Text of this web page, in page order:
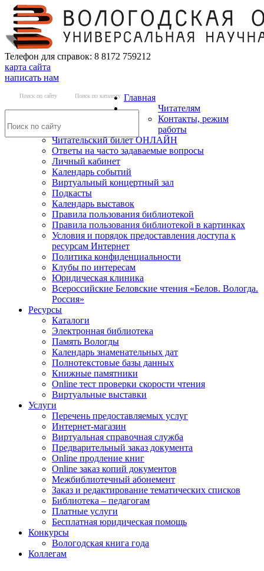
Телефон для справок: 8 8172 759212
карта сайта
написать нам
Поиск по сайту Поиск по каталогу Главная
Читателям
Контакты, режим
работы
Читательский билет ОНЛАЙН
Ответы на часто задаваемые вопросы
Личный кабинет
Календарь событий
Виртуальный концертный зал
Подкасты
Календарь выставок
Правила пользования библиотекой
Правила пользования библиотекой в картинках
Условия и порядок предоставления доступа к
ресурсам Интернет
Политика конфиденциальности
Клубы по интересам
Юридическая клиника
Всероссийские Беловские чтения «Белов. Вологда.
Россия»
Ресурсы
Каталоги
Электронная библиотека
Память Вологды
Календарь знаменательных дат
Полнотекстовые базы данных
Книжные памятники
Online тест проверки скорости чтения
Виртуальные выставки
Услуги
Перечень предоставляемых услуг
Интернет-магазин
Виртуальная справочная служба
Предварительный заказ документа
Online продление книг
Online заказ копий документов
Межбиблиотечный абонемент
Заказ и редактирование тематических списков
Библиотека – педагогам
Платные услуги
Бесплатная юридическая помощь
Конкурсы
Вологодская книга года
Коллегам